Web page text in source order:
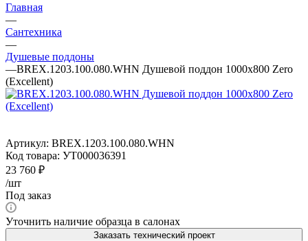
Главная
—
Сантехника
—
Душевые поддоны
—BREX.1203.100.080.WHN Душевой поддон 1000х800 Zero
(Excellent)
Артикул: BREX.1203.100.080.WHN
Код товара: УТ000036391
23 760 ₽
/шт
Под заказ
Уточнить наличие образца в салонах
Заказать технический проект